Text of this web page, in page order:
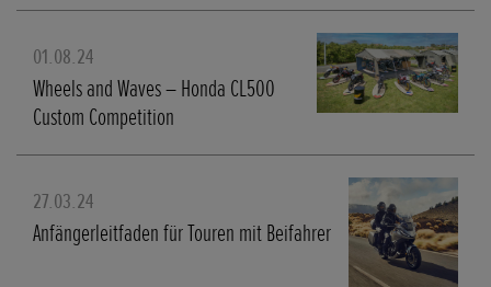
01.08.24
Wheels and Waves – Honda CL500
Custom Competition
27.03.24
Anfängerleitfaden für Touren mit Beifahrer